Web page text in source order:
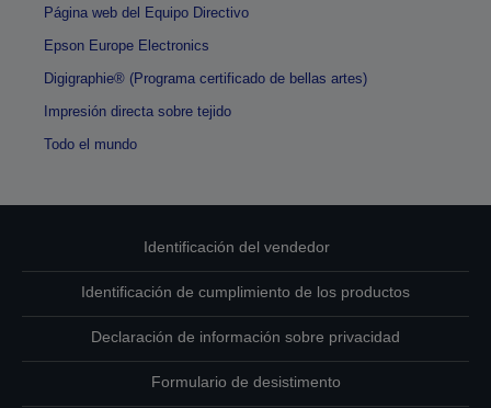
Página web del Equipo Directivo
Epson Europe Electronics
Digigraphie® (Programa certificado de bellas artes)
Impresión directa sobre tejido
Todo el mundo
Identificación del vendedor
Identificación de cumplimiento de los productos
Declaración de información sobre privacidad
Formulario de desistimento